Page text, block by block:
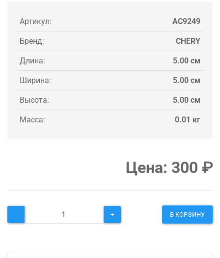
Артикул: AC9249
Бренд: CHERY
Длина: 5.00 см
Ширина: 5.00 см
Высота: 5.00 см
Масса: 0.01 кг
Цена: 300 ₽
- + В КОРЗИНУ